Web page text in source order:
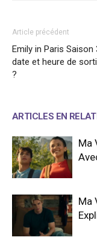
Article précédent
Emily in Paris Saison
date et heure de
?
ARTICLES EN
Ma
Ma